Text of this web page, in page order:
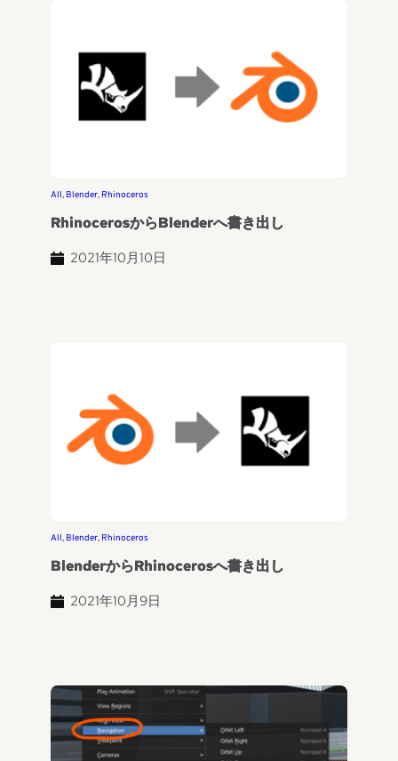
All, Blender, Rhinoceros
RhinocerosからBlenderへ書き出し
2021年10月10日
All, Blender, Rhinoceros
BlenderからRhinocerosへ書き出し
2021年10月9日